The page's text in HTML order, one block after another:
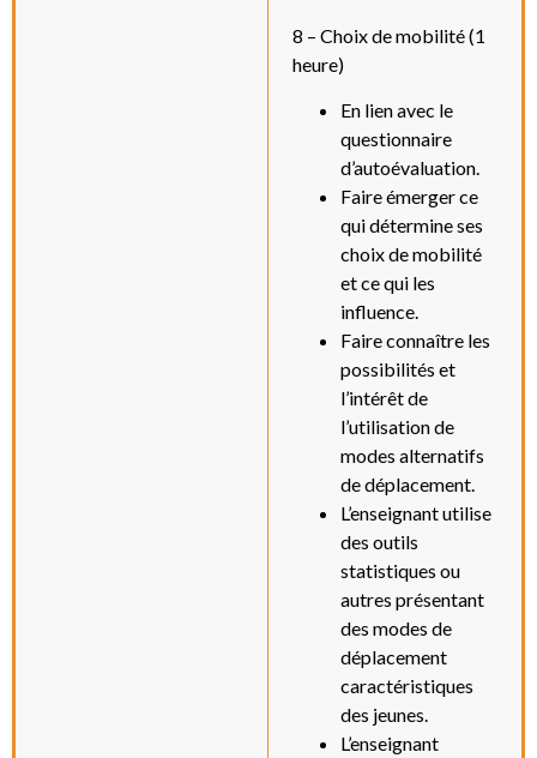
8 – Choix de mobilité (1
heure)
En lien avec le
questionnaire
d’autoévaluation.
Faire émerger ce
qui détermine ses
choix de mobilité
et ce qui les
influence.
Faire connaître les
possibilités et
l’intérêt de
l’utilisation de
modes alternatifs
de déplacement.
L’enseignant utilise
des outils
statistiques ou
autres présentant
des modes de
déplacement
caractéristiques
des jeunes.
L’enseignant